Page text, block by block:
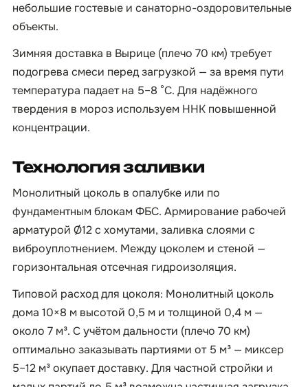
небольшие гостевые и санаторно-оздоровительные
объекты.
Зимняя доставка в Вырице (плечо 70 км) требует
подогрева смеси перед загрузкой — за время пути
температура падает на 5–8 °C. Для надёжного
твердения в мороз используем ННК повышенной
концентрации.
Технология заливки
Монолитный цоколь в опалубке или по
фундаментным блокам ФБС. Армирование рабочей
арматурой Ø12 с хомутами, заливка слоями с
виброуплотнением. Между цоколем и стеной —
горизонтальная отсечная гидроизоляция.
Типовой расход для цоколя: Монолитный цоколь
дома 10×8 м высотой 0,5 м и толщиной 0,4 м —
около 7 м³. С учётом дальности (плечо 70 км)
оптимально заказывать партиями от 5 м³ — миксер
5–12 м³ окупает доставку. Для частной стройки и